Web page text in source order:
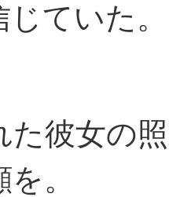
じていた
た彼女の
。